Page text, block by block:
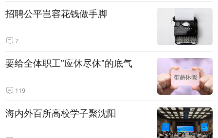
招聘公平岂容花钱做手脚
7
要给全体职工"应休尽休"的底气
119
海内外百所高校学子聚沈阳